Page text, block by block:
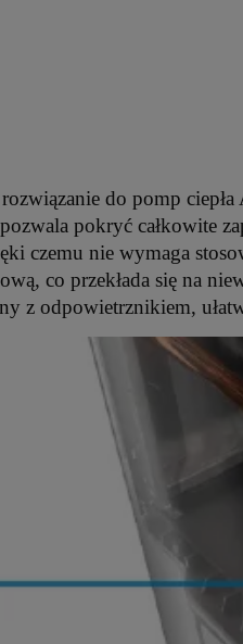
do pomp
pokryć całkowite
czemu nie wymaga
co przekłada się na
z odpowietrznikiem,